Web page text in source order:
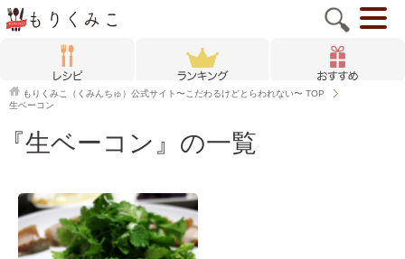
もりくみこ（くみんちゅ）公式サイト〜こだわるけどとらわれない〜 TOP
生ベーコン
『生ベーコン』の一覧